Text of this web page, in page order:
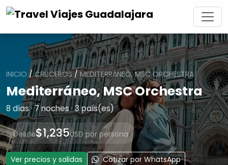
INICIO/CRUCEROS/MEDITERRÁNEO, MSC ORCHESTRA
Mediterráneo, MSC Orchestra
8 días · 7 noches · 3 país(es)
Desde$1,235USD por persona
Ver precios y salidas Cotizar por WhatsApp